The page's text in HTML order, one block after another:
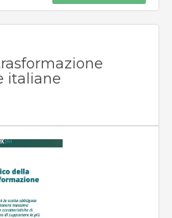
italiane